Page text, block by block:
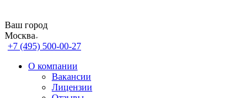
Ваш город
Москва
+7 (495) 500-00-27
О компании
Вакансии
Лицензии